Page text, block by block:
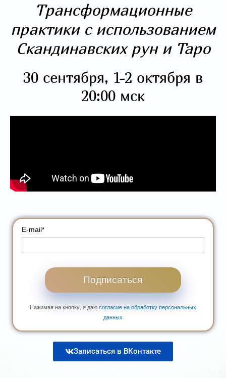
Трансформационные
практики с использованием
Скандинавских рун и Таро
30 сентября, 1-2 октября в
20:00 мск
E-mail*
Подписаться
Нажимая на кнопку, я даюсогласие на обработку персональных
данных
Записаться в ВКонтакте